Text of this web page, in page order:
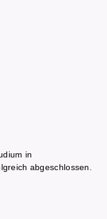
in
abgeschlossen.